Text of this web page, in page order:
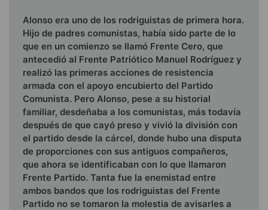
Alonso era uno de los rodriguistas de primera hora.
Hijo de padres comunistas, había sido parte de lo
que en un co­mienzo se llamó Frente Cero, que
antecedió al Frente Pa­triótico Manuel Rodríguez y
realizó las primeras acciones de resistencia
armada con el apoyo encubierto del Partido
Comunista. Pero Alonso, pese a su historial
familiar, des­deñaba a los comunistas, más todavía
después de que cayó preso y vivió la división con
el partido desde la cárcel, donde hubo una disputa
de proporciones con sus antiguos compa­ñeros,
que ahora se identificaban con lo que llamaron
Frente Partido. Tanta fue la enemistad entre
ambos bandos que los rodriguistas del Frente
Partido no se tomaron la molestia de avisarles a